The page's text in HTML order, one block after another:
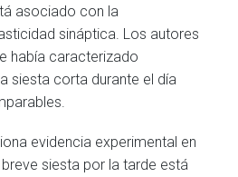
asociado con la
sináptica. Los autores
había caracterizado
siesta corta durante el día
evidencia experimental en
siesta por la tarde está